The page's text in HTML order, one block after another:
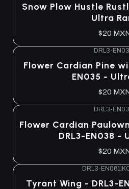
Snow Plow Hustle
Ultra
$20
DRL3-
Flower Cardian Pine
EN035 -
$20
DRL3-
Flower Cardian
DRL3-EN038 -
$20
DRL3-EN061|
Tyrant Wing - DRL3-